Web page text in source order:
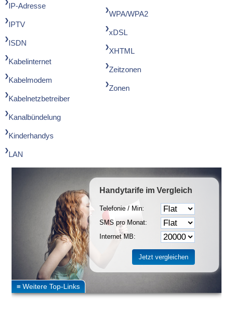
IP-Adresse
IPTV
ISDN
Kabelinternet
Kabelmodem
Kabelnetzbetreiber
Kanalbündelung
Kinderhandys
LAN
WPA/WPA2
xDSL
XHTML
Zeitzonen
Zonen
Handytarife im Vergleich
Telefonie / Min:
SMS pro Monat:
Internet MB: